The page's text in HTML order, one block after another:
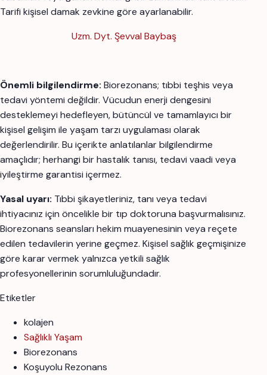
Tarifi kişisel damak zevkine göre ayarlanabilir.
Uzm. Dyt. Şevval Baybaş
Önemli bilgilendirme: Biorezonans; tıbbi teşhis veya
tedavi yöntemi değildir. Vücudun enerji dengesini
desteklemeyi hedefleyen, bütüncül ve tamamlayıcı bir
kişisel gelişim ile yaşam tarzı uygulaması olarak
değerlendirilir. Bu içerikte anlatılanlar bilgilendirme
amaçlıdır; herhangi bir hastalık tanısı, tedavi vaadi veya
iyileştirme garantisi içermez.
Yasal uyarı: Tıbbi şikayetleriniz, tanı veya tedavi
ihtiyacınız için öncelikle bir tıp doktoruna başvurmalısınız.
Biorezonans seansları hekim muayenesinin veya reçete
edilen tedavilerin yerine geçmez. Kişisel sağlık geçmişinize
göre karar vermek yalnızca yetkili sağlık
profesyonellerinin sorumluluğundadır.
Etiketler
kolajen
Sağlıklı Yaşam
Biorezonans
Koşuyolu Rezonans